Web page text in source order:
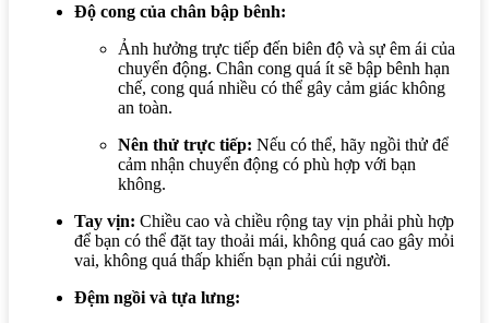
Độ cong của chân bập bênh:
Ảnh hưởng trực tiếp đến biên độ và sự êm ái của
chuyển động. Chân cong quá ít sẽ bập bênh hạn
chế, cong quá nhiều có thể gây cảm giác không
an toàn.
Nên thử trực tiếp: Nếu có thể, hãy ngồi thử để
cảm nhận chuyển động có phù hợp với bạn
không.
Tay vịn: Chiều cao và chiều rộng tay vịn phải phù hợp
để bạn có thể đặt tay thoải mái, không quá cao gây mỏi
vai, không quá thấp khiến bạn phải cúi người.
Đệm ngồi và tựa lưng: